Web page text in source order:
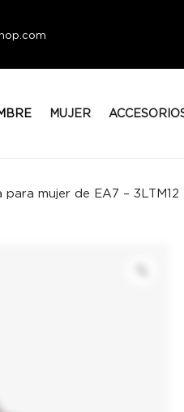
MUJER
para mujer de EA7 – 3LTM12